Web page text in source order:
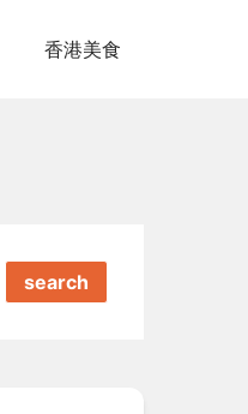
香港美食
search